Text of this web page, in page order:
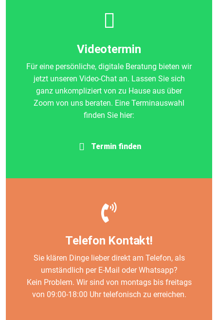
Videotermin
Für eine persönliche, digitale Beratung bieten wir
jetzt unseren Video-Chat an. Lassen Sie sich
ganz unkompliziert von zu Hause aus über
Zoom von uns beraten. Eine Terminauswahl
finden Sie hier:
Termin finden
Telefon Kontakt!
Sie klären Dinge lieber direkt am Telefon, als
umständlich per E-Mail oder Whatsapp?
Kein Problem. Wir sind von montags bis freitags
von 09:00-18:00 Uhr telefonisch zu erreichen.